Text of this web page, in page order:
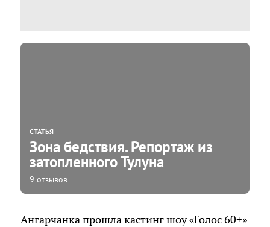
СТАТЬЯ
Зона бедствия. Репортаж из
затопленного Тулуна
9 отзывов
Ангарчанка прошла кастинг шоу «Голос 60+»